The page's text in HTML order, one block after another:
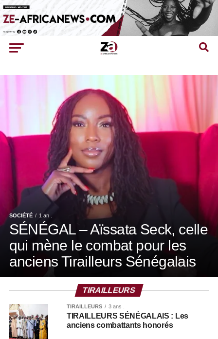
SOCIÉTÉ 1 an .
SÉNÉGAL – Aïssata Seck, celle
qui mène le combat pour les
anciens Tirailleurs Sénégalais
TIRAILLEURS
TIRAILLEURS 3 ans .
TIRAILLEURS SÉNÉGALAIS : Les
anciens combattants honorés